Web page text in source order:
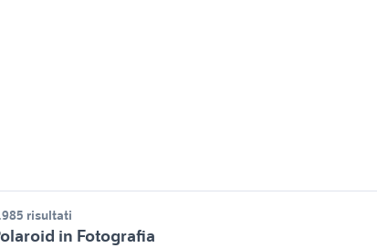
risultati
in Fotografia